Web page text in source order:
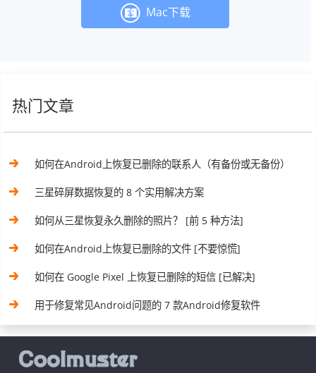
Mac下载
热门文章
如何在Android上恢复已删除的联系人（有备份或无备份）
三星碎屏数据恢复的 8 个实用解决方案
如何从三星恢复永久删除的照片？ [前 5 种方法]
如何在Android上恢复已删除的文件 [不要惊慌]
如何在 Google Pixel 上恢复已删除的短信 [已解决]
用于修复常见Android问题的 7 款Android修复软件